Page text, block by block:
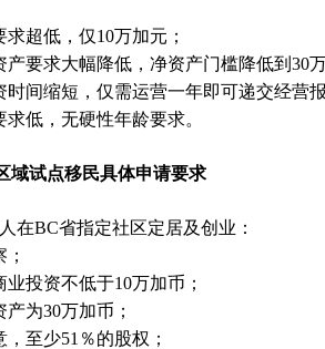
求超低，仅10万加元；
产要求大幅降低，净资产门槛降低到30
时间缩短，仅需运营一年即可递交经营
求低，无硬性年龄要求。
域试点移民具体申请要求
在BC省指定社区定居及创业：
业投资不低于10万加币；
产为30万加币；
，至少51％的股权；